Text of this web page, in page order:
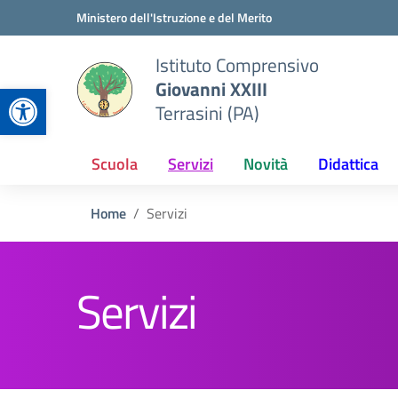
Apri la barra degli strumenti
Vai ai contenuti
Vai al menu di navigazioneMinistero dell'Istruzione e del Merito
Istituto Comprensivo
Giovanni XXIII
Terrasini (PA)
Scuola Servizi Novità Didattica
Home Servizi
Servizi